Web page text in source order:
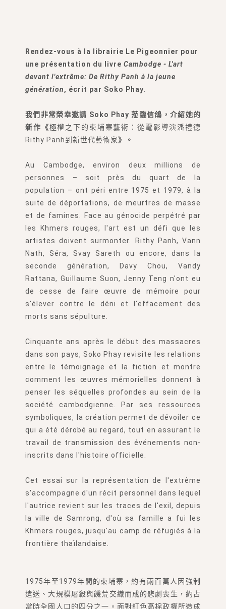
Rendez-vous à la librairie Le Pigeonnier pour
une présentation du livre Cambodge - L'art
devant l'extrême: De Rithy Panh à la jeune
génération, écrit par Soko Phay.
我們非常榮幸邀請 Soko Phay 蒞臨信鴿，介紹她的
新作《極權之下的柬埔寨藝術：從電影導演潘禮德
Rithy Panh到新世代藝術家》。
Au Cambodge, environ deux millions de
personnes – soit près du quart de la
population – ont péri entre 1975 et 1979, à la
suite de déportations, de meurtres de masse
et de famines. Face au génocide perpétré par
les Khmers rouges, l'art est un défi que les
artistes doivent surmonter. Rithy Panh, Vann
Nath, Séra, Svay Sareth ou encore, dans la
seconde génération, Davy Chou, Vandy
Rattana, Guillaume Suon, Jenny Teng n'ont eu
de cesse de faire œuvre de mémoire pour
s'élever contre le déni et l'effacement des
morts sans sépulture.
Cinquante ans après le début des massacres
dans son pays, Soko Phay revisite les relations
entre le témoignage et la fiction et montre
comment les œuvres mémorielles donnent à
penser les séquelles profondes au sein de la
société cambodgienne. Par ses ressources
symboliques, la création permet de dévoiler ce
qui a été dérobé au regard, tout en assurant le
travail de transmission des événements non-
inscrits dans l'histoire officielle.
Cet essai sur la représentation de l'extrême
s'accompagne d'un récit personnel dans lequel
l'autrice revient sur les traces de l'exil, depuis
la ville de Samrong, d'où sa famille a fui les
Khmers rouges, jusqu'au camp de réfugiés à la
frontière thaïlandaise.
1975年至1979年間的柬埔寨，約有兩百萬人因強制
遣送、大規模屠殺與饑荒交織而成的悲劇喪生，約占
當時全國人口的四分之一。面對紅色高棉政權所造成